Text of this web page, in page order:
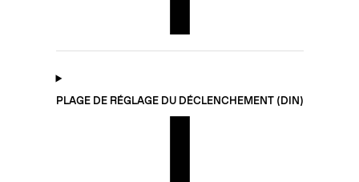
PLAGE DE RÉGLAGE DU DÉCLENCHEMENT (DIN)